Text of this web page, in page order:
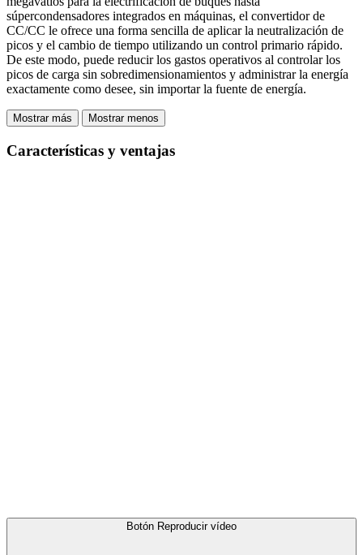
súpercondensadores integrados en máquinas, el convertidor de
CC/CC le ofrece una forma sencilla de aplicar la neutralización de
picos y el cambio de tiempo utilizando un control primario rápido.
De este modo, puede reducir los gastos operativos al controlar los
picos de carga sin sobredimensionamientos y administrar la energía
exactamente como desee, sin importar la fuente de energía.
Mostrar más Mostrar menos
Características y ventajas
Botón Reproducir vídeo